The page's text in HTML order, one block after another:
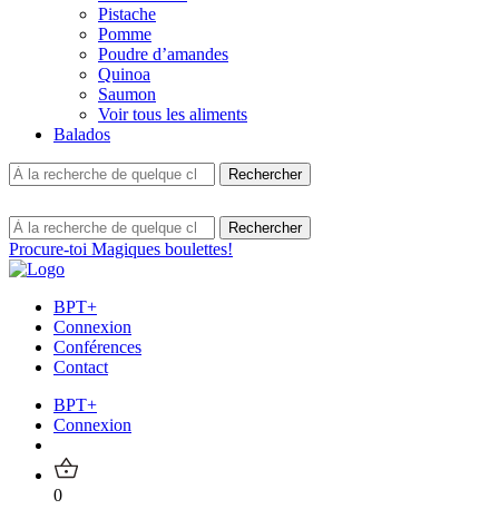
Pistache
Pomme
Poudre d’amandes
Quinoa
Saumon
Voir tous les aliments
Balados
Procure-toi Magiques boulettes!
BPT+
Connexion
Conférences
Contact
BPT+
Connexion
0